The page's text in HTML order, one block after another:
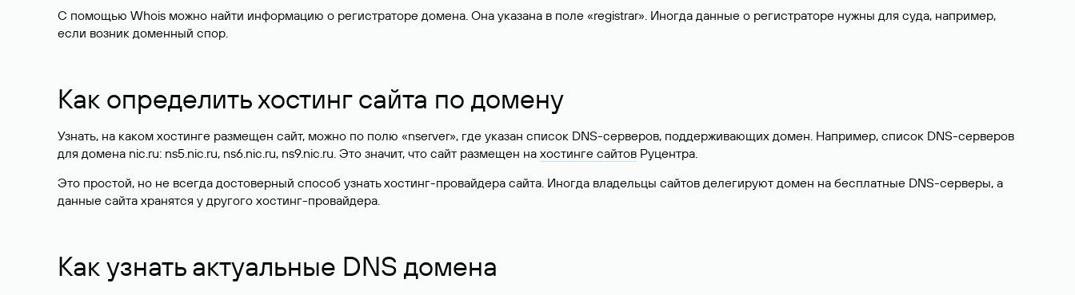
С помощью Whois можно найти информацию о регистраторе домена. Она указана в поле «registrar». Иногда данные о регистраторе нужны для суда, например,
если возник доменный спор.
Как определить хостинг сайта по домену
Узнать, на каком хостинге размещен сайт, можно по полю «nserver», где указан список DNS-серверов, поддерживающих домен. Например, список DNS-серверов
для домена nic.ru: ns5.nic.ru, ns6.nic.ru, ns9.nic.ru. Это значит, что сайт размещен на хостинге сайтов Руцентра.
Это простой, но не всегда достоверный способ узнать хостинг-провайдера сайта. Иногда владельцы сайтов делегируют домен на бесплатные DNS-серверы, а
данные сайта хранятся у другого хостинг-провайдера.
Как узнать актуальные DNS домена